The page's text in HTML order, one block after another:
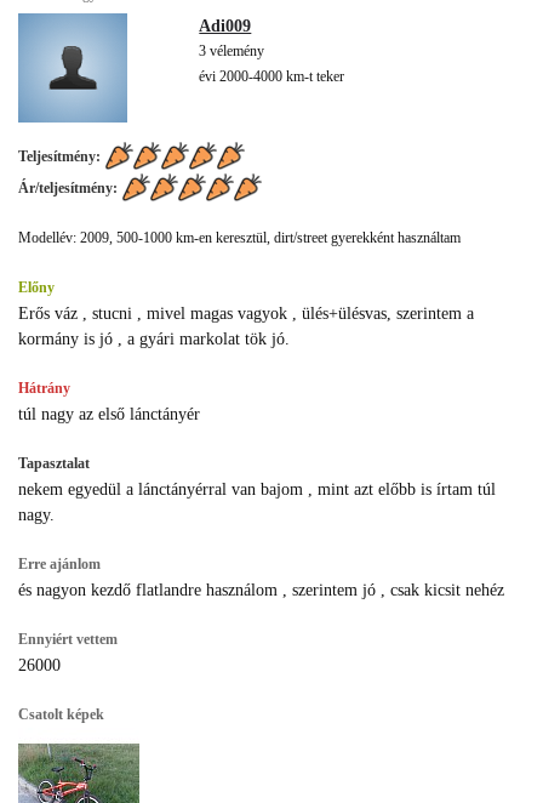
Adi009
3 vélemény
évi 2000-4000 km-t teker
Teljesítmény:
Ár/teljesítmény:
Modellév: 2009, 500-1000 km-en keresztül, dirt/street gyerekként használtam
Előny
Erős váz , stucni , mivel magas vagyok , ülés+ülésvas, szerintem a
kormány is jó , a gyári markolat tök jó.
Hátrány
túl nagy az első lánctányér
Tapasztalat
nekem egyedül a lánctányérral van bajom , mint azt előbb is írtam túl
nagy.
Erre ajánlom
és nagyon kezdő flatlandre használom , szerintem jó , csak kicsit nehéz
Ennyiért vettem
26000
Csatolt képek